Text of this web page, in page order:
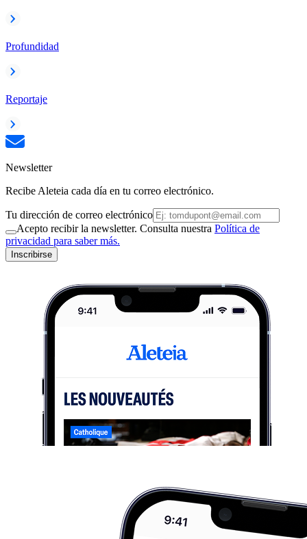
Profundidad
Reportaje
Newsletter
Recibe Aleteia cada día en tu correo electrónico.
Tu dirección de correo electrónico
Acepto recibir la newsletter. Consulta nuestra Política de
privacidad para saber más.
Inscribirse